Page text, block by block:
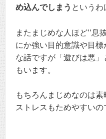
め込んでしまう というわ
またまじめな人ほど‘‘息
にか強い目的意識や目
な話ですが「遊びは悪
もいます。
もちろんまじめなのは
ストレスもためやすいの